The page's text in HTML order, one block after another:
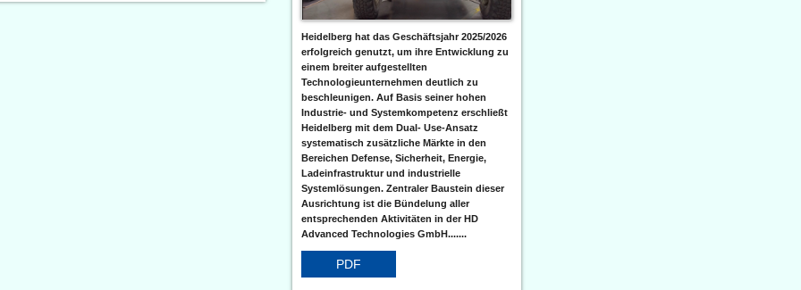
Heidelberg hat das Geschäftsjahr 2025/2026
erfolgreich genutzt, um ihre Entwicklung zu
einem breiter aufgestellten
Technologieunternehmen deutlich zu
beschleunigen. Auf Basis seiner hohen
Industrie- und Systemkompetenz erschließt
Heidelberg mit dem Dual- Use-Ansatz
systematisch zusätzliche Märkte in den
Bereichen Defense, Sicherheit, Energie,
Ladeinfrastruktur und industrielle
Systemlösungen. Zentraler Baustein dieser
Ausrichtung ist die Bündelung aller
entsprechenden Aktivitäten in der HD
Advanced Technologies GmbH.......
PDF